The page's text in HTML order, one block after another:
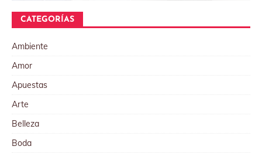
CATEGORÍAS
Ambiente
Amor
Apuestas
Arte
Belleza
Boda